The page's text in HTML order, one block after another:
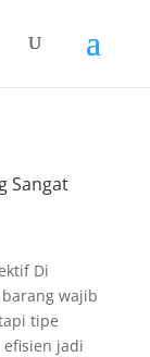
Sangat
Di
wajib
tipe
efisien jadi